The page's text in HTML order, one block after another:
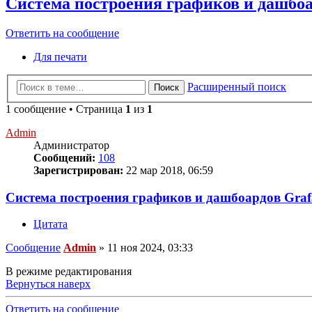
Система построения графиков и
Ответить на сообщение
Для печати
Поиск
Расширенный поиск
1 сообщение • Страница 1 из 1
Admin
Администратор
Сообщений: 108
Зарегистрирован: 22 мар 2018, 06:59
Система построения графиков и дашбоардов
Цитата
Сообщение Admin » 11 ноя 2024, 03:33
В режиме редактирования
Вернуться наверх
Ответить на сообщение